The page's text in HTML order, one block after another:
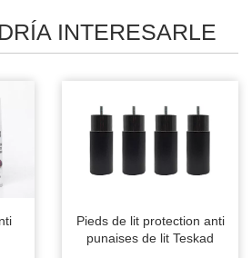
INTERESARLE
Pieds de lit protection anti
punaises de lit Teskad